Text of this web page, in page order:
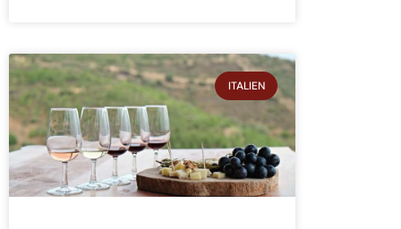
ITALIEN